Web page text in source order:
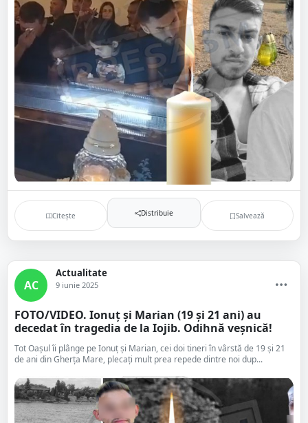
Citește Distribuie Salvează
AC
Actualitate
9 iunie 2025
FOTO/VIDEO. Ionuț și Marian (19 și 21 ani) au
decedat în tragedia de la Iojib. Odihnă veșnică!
Tot Oașul îi plânge pe Ionuț și Marian, cei doi tineri în vârstă de 19 și 21
de ani din Gherța Mare, plecați mult prea repede dintre noi dup...